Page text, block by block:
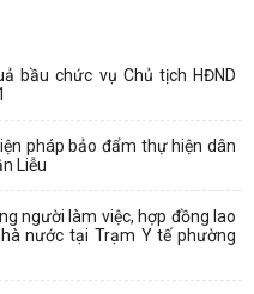
bầu chức vụ Chủ tịch HĐND
pháp bảo đẩm thự hiện dân
Liễu
người làm việc, hợp đồng lao
nước tại Trạm Y tế phường